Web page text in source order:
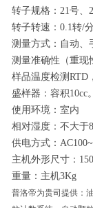
转子规格：21号、
转子转速：0.1转/
测量方式：自动、
测量准确性（重现
样品温度检测
盛样器：容积10cc
使用环境：室内
相对湿度：不大于
供电方式：
主机外形尺寸：
重量：主机3Kg
普洛帝为贵司提供：